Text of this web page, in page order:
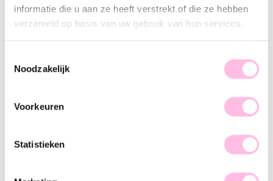
informatie die u aan ze heeft verstrekt of die ze hebben
verzameld op basis van uw gebruik van hun services.
Noodzakelijk
Voorkeuren
Statistieken
Description Features SKU
also available in other sizes. Let’s go and shop.